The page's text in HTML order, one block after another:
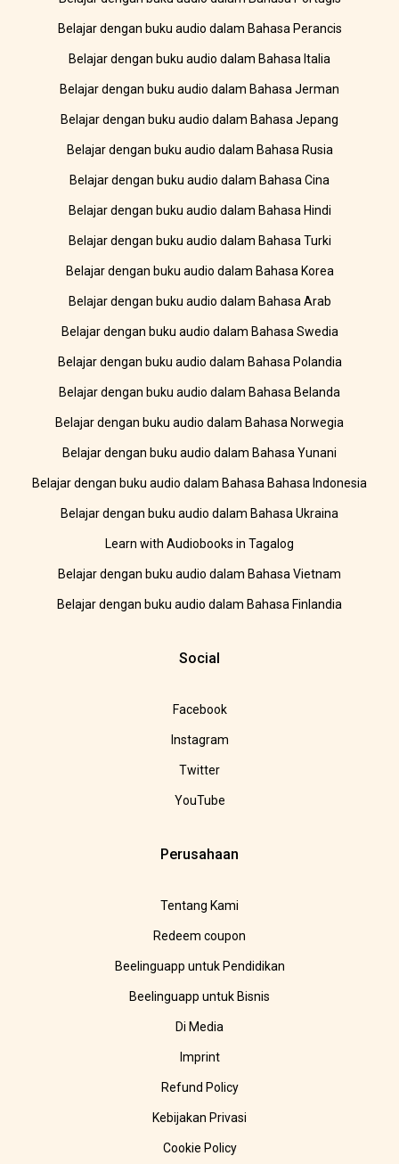
Belajar dengan buku audio dalam Bahasa Perancis
Belajar dengan buku audio dalam Bahasa Italia
Belajar dengan buku audio dalam Bahasa Jerman
Belajar dengan buku audio dalam Bahasa Jepang
Belajar dengan buku audio dalam Bahasa Rusia
Belajar dengan buku audio dalam Bahasa Cina
Belajar dengan buku audio dalam Bahasa Hindi
Belajar dengan buku audio dalam Bahasa Turki
Belajar dengan buku audio dalam Bahasa Korea
Belajar dengan buku audio dalam Bahasa Arab
Belajar dengan buku audio dalam Bahasa Swedia
Belajar dengan buku audio dalam Bahasa Polandia
Belajar dengan buku audio dalam Bahasa Belanda
Belajar dengan buku audio dalam Bahasa Norwegia
Belajar dengan buku audio dalam Bahasa Yunani
Belajar dengan buku audio dalam Bahasa Bahasa Indonesia
Belajar dengan buku audio dalam Bahasa Ukraina
Learn with Audiobooks in Tagalog
Belajar dengan buku audio dalam Bahasa Vietnam
Belajar dengan buku audio dalam Bahasa Finlandia
Social
Facebook
Instagram
Twitter
YouTube
Perusahaan
Tentang Kami
Redeem coupon
Beelinguapp untuk Pendidikan
Beelinguapp untuk Bisnis
Di Media
Imprint
Refund Policy
Kebijakan Privasi
Cookie Policy